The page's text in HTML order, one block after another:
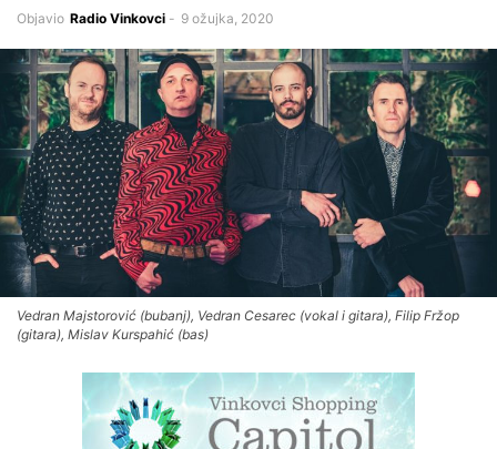
Objavio Radio Vinkovci - 9 ožujka, 2020
Vedran Majstorović (bubanj), Vedran Cesarec (vokal i gitara), Filip Fržop
(gitara), Mislav Kurspahić (bas)